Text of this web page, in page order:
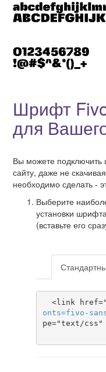
Шрифт
для
Вы можете
сайту, даже не
необходимо сделать -
Выберите
установки
(вставьте его
  <link href="
onts=fivo-
pe="text/